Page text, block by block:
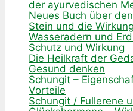
der ayurvedischen
Neues Buch über
Stein und die Wirkung
Wasseradern und
Schutz und Wirkung
Die Heilkraft der
Gesund denken
Schungit –
Vorteile
Schungit / Fullerene